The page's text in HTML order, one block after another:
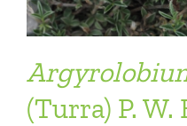
(Turra) P. W.